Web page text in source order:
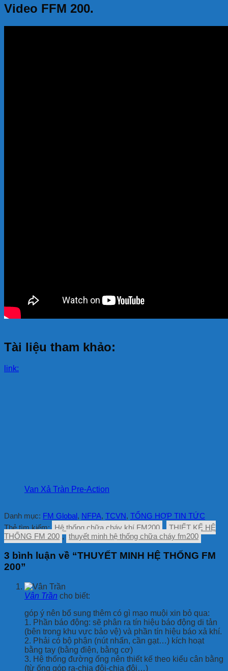
Video FFM 200.
Tài liệu tham khảo:
link:
Van Xả Tràn Pre-Action
Danh mục: FM Global, NFPA, TCVN, TỔNG HỢP TIN TỨC
Thẻ tìm kiếm: Hệ thống chữa cháy khí FM200 , THIẾT KẾ HỆ
THỐNG FM 200 , thuyết minh hệ thống chữa cháy fm200
3 bình luận về “THUYẾT MINH HỆ THỐNG FM
200”
Vân Trần cho biết:
góp ý nên bổ sung thêm có gì mạo muội xin bỏ qua:
1. Phần báo động: sẽ phân ra tín hiệu báo động di tản
(bên trong khu vực bảo vệ) và phần tín hiệu báo xả khí.
2. Phải có bộ phận (nút nhấn, cần gạt…) kích hoạt
bằng tay (bằng điện, bằng cơ)
3. Hệ thống đường ống nên thiết kế theo kiểu cân bằng
(từ ống góp ra-chia đôi-chia đôi…)